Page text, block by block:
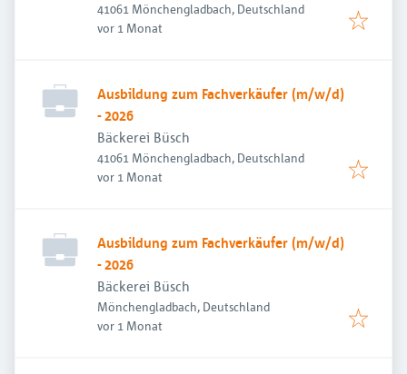
41061 Mönchengladbach, Deutschland
Veröffentlicht
vor 1 Monat
Ausbildung zum Fachverkäufer (m/w/d)
- 2026
Bäckerei Büsch
41061 Mönchengladbach, Deutschland
Veröffentlicht
vor 1 Monat
Ausbildung zum Fachverkäufer (m/w/d)
- 2026
Bäckerei Büsch
Mönchengladbach, Deutschland
Veröffentlicht
vor 1 Monat